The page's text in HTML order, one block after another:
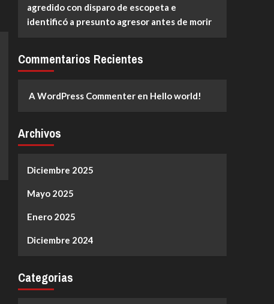
agredido con disparo de escopeta e
identificó a presunto agresor antes de morir
Commentarios Recientes
A WordPress Commenteren Hello world!
Archivos
Diciembre 2025
Mayo 2025
Enero 2025
Diciembre 2024
Categorias